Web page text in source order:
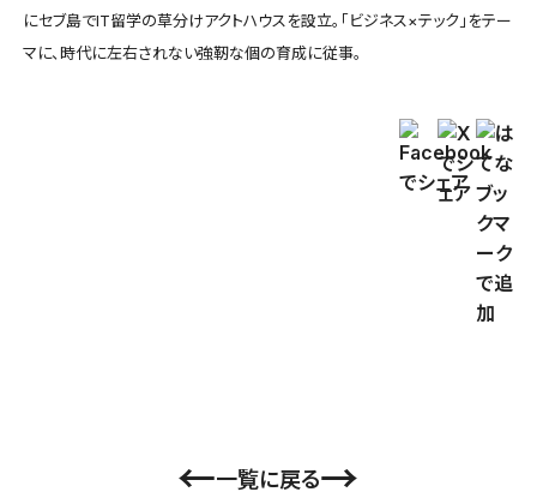
にセブ島でIT留学の草分けアクトハウスを設立。「ビジネス×テック」をテー
マに、時代に左右されない強靭な個の育成に従事。
←一覧に戻る→